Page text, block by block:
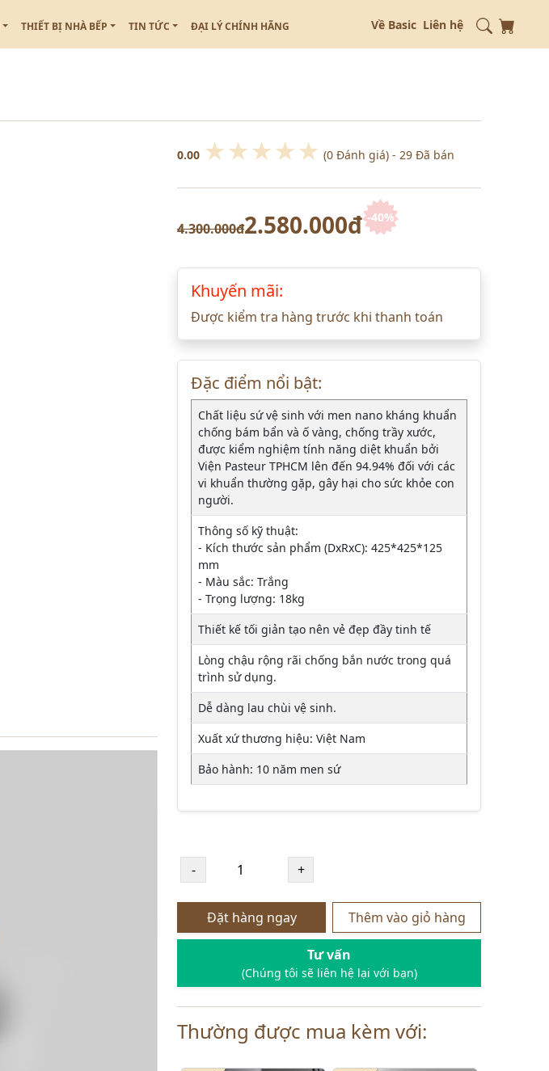
THIẾT BỊ NHÀ BẾP TIN TỨC ĐẠI LÝ CHÍNH HÃNG Về Basic Liên hệ
0.00 ★★★★★ (0 Đánh giá) - 29 Đã bán
4.300.000đ2.580.000đ -40%
Khuyến mãi:
Được kiểm tra hàng trước khi thanh toán
Đặc điểm nổi bật:
Chất liệu sứ vệ sinh với men nano kháng khuẩn
chống bám bẩn và ố vàng, chống trầy xước,
được kiểm nghiệm tính năng diệt khuẩn bởi
Viện Pasteur TPHCM lên đến 94.94% đối với các
vi khuẩn thường gặp, gây hại cho sức khỏe con
người.
Thông số kỹ thuật:
- Kích thước sản phẩm (DxRxC): 425*425*125
mm
- Màu sắc: Trắng
- Trọng lượng: 18kg
Thiết kế tối giản tạo nên vẻ đẹp đầy tinh tế
Lòng chậu rộng rãi chống bắn nước trong quá
trình sử dụng.
Dễ dàng lau chùi vệ sinh.
Xuất xứ thương hiệu: Việt Nam
Bảo hành: 10 năm men sứ
Đặt hàng ngay Thêm vào giỏ hàng
Tư vấn
(Chúng tôi sẽ liên hệ lại với bạn)
Thường được mua kèm với: